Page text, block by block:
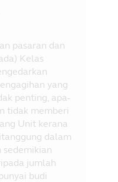
pasaran dan
Kelas
yang
penting, apa-
tidak memberi
Unit kerana
dalam
sedemikian
jumlah
budi